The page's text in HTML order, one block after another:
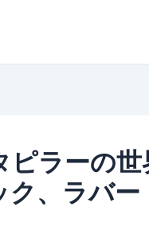
ラーの世
、ラバー